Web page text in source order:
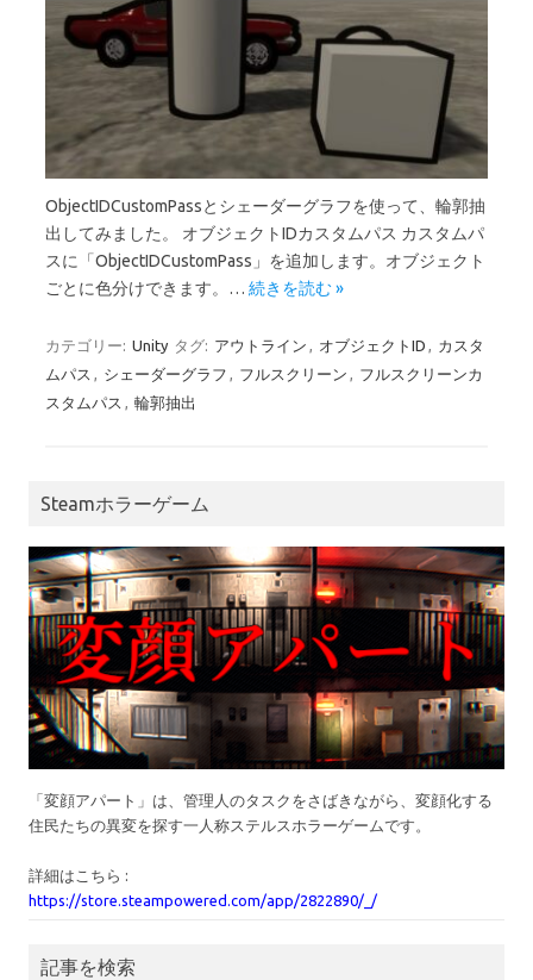
ObjectIDCustomPassとシェーダーグラフを使って、輪郭抽
出してみました。 オブジェクトIDカスタムパス カスタムパ
スに「ObjectIDCustomPass」を追加します。オブジェクト
ごとに色分けできます。… 続きを読む »
カテゴリー: Unity タグ: アウトライン オブジェクトID
カスタ
ムパス
シェーダーグラフ フルスクリーン
フルスクリーンカ
スタムパス
輪郭抽出
Steamホラーゲーム
「変顔アパート」は、管理人のタスクをさばきながら、変顔化する
住民たちの異変を探す一人称ステルスホラーゲームです。
詳細はこちら :
https://store.steampowered.com/app/2822890/_/
記事を検索